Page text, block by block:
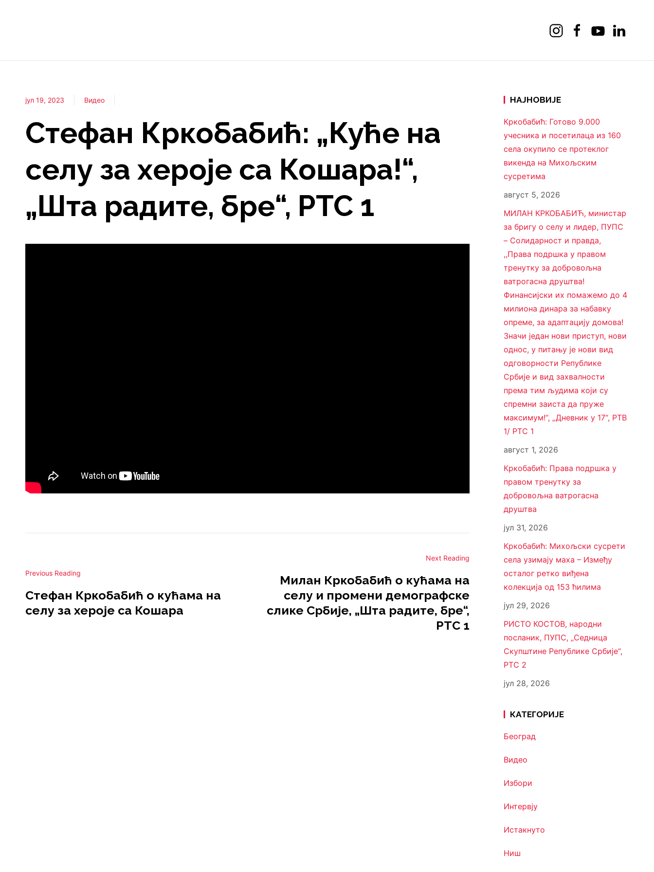
јул 19, 2023 Видео
Стефан Кркобабић: „Куће на
селу за хероје са Кошара!“,
„Шта радите, бре“, РТС 1
Previous Reading
Стефан Кркобабић о кућама на
селу за хероје са Кошара
Next Reading
Милан Кркобабић о кућама на
селу и промени демографске
слике Србије, „Шта радите, бре“,
РТС 1
НАЈНОВИЈЕ
Кркобабић: Готово 9.000
учесника и посетилаца из 160
села окупило се протеклог
викенда на Михољским
сусретима
август 5, 2026
МИЛАН КРКОБАБИЋ, министар
за бригу о селу и лидер, ПУПС
– Солидарност и правда,
,,Права подршка у правом
тренутку за добровољна
ватрогасна друштва!
Финансијски их помажемо до 4
милиона динара за набавку
опреме, за адаптацију домова!
Значи један нови приступ, нови
однос, у питању је нови вид
одговорности Републике
Србије и вид захвалности
према тим људима који су
спремни заиста да пруже
максимум!“, „Дневник у 17“, РТВ
1/ РТС 1
август 1, 2026
Кркобабић: Права подршка у
правом тренутку за
добровољна ватрогасна
друштва
јул 31, 2026
Кркобабић: Михољски сусрети
села узимају маха – Између
осталог ретко виђена
колекција од 153 ћилима
јул 29, 2026
РИСТО КОСТОВ, народни
посланик, ПУПС, „Седница
Скупштине Републике Србије“,
РТС 2
јул 28, 2026
КАТЕГОРИЈЕ
Београд
Видео
Избори
Интервју
Истакнуто
Ниш